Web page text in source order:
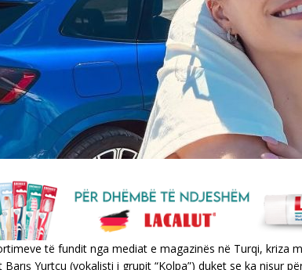
të fundit nga mediat e magazinës në Turqi, kriza
Barış Yurtçu (vokalisti i grupit “Kolpa”) duket se ka nisur